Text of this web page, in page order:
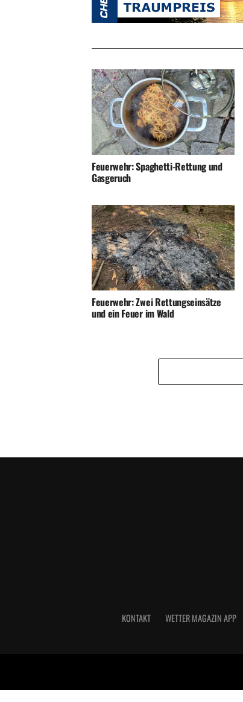
Feuerwehr: Spaghetti-Rettung und
Gasgeruch
Feuerwehr: Zwei Rettungseinsätze
und ein Feuer im Wald
KONTAKT WETTER MAGAZIN APP